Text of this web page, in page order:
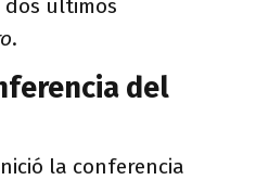
dos últimos
.
del
la conferencia